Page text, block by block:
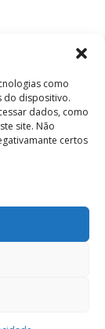
como
do dispositivo.
dados, como
site. Não
certos